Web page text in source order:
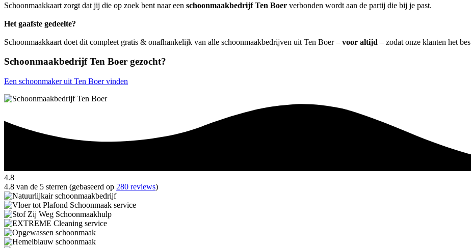
Schoonmaakkaart zorgt dat jij die op zoek bent naar een schoonmaakbedrijf Ten Boer verbonden wordt aan de partij die bij je past.
Het gaafste gedeelte?
Schoonmaakkaart doet dit compleet gratis & onafhankelijk van alle schoonmaakbedrijven uit Ten Boer – voor altijd – zodat onze klanten het
Schoonmaakbedrijf Ten Boer gezocht?
Een schoonmaker uit Ten Boer vinden
4.8
4.8 van de 5 sterren (gebaseerd op 280 reviews)